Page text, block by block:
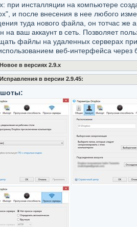
при инсталляции на компьютере
и после внесения в нее любого
туда нового файла, он тотчас же
на ваш аккаунт в сеть. Позволяет
файлы на удаленных серверах
веб-интерфейса через
Новое в версиях 2.9.x
Исправления в версии 2.9.45: